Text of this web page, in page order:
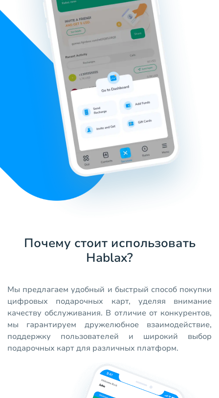
Почему стоит использовать
Hablax?
Мы предлагаем удобный и быстрый способ покупки
цифровых подарочных карт, уделяя внимание
качеству обслуживания. В отличие от конкурентов,
мы гарантируем дружелюбное взаимодействие,
поддержку пользователей и широкий выбор
подарочных карт для различных платформ.